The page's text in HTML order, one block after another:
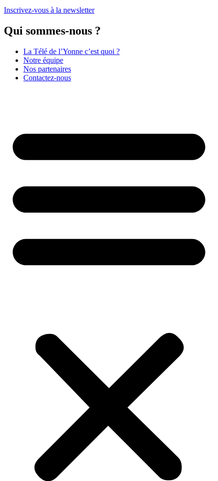
Inscrivez-vous à la newsletter
Qui sommes-nous ?
La Télé de l’Yonne c’est quoi ?
Notre équipe
Nos partenaires
Contactez-nous